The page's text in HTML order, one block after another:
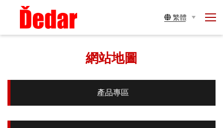
帝達股份有限公司 繁體
展
網站地圖
產品專區